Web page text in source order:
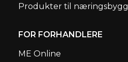
Produkter til næringsbygg
FOR FORHANDLERE
ME Online